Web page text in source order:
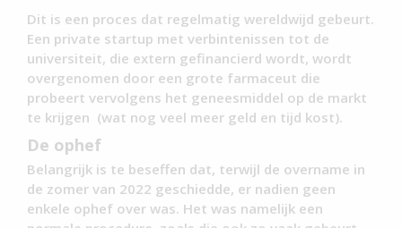
Dit is een proces dat regelmatig wereldwijd gebeurt.
Een private startup met verbintenissen tot de
universiteit, die extern gefinancierd wordt, wordt
overgenomen door een grote farmaceut die
probeert vervolgens het geneesmiddel op de markt
te krijgen (wat nog veel meer geld en tijd kost).
De ophef
Belangrijk is te beseffen dat, terwijl de overname in
de zomer van 2022 geschiedde, er nadien geen
enkele ophef over was. Het was namelijk een